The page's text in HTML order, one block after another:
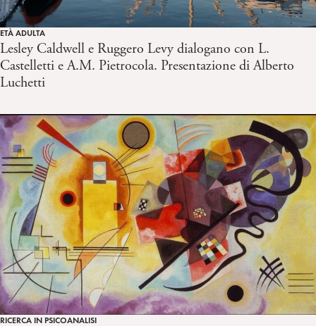
ETÀ ADULTA
Lesley Caldwell e Ruggero Levy dialogano con L.
Castelletti e A.M. Pietrocola. Presentazione di Alberto
Luchetti
RICERCA IN PSICOANALISI